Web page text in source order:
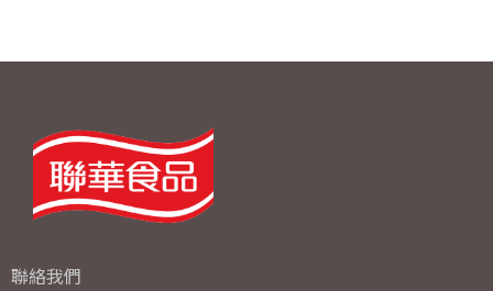
聯絡我們